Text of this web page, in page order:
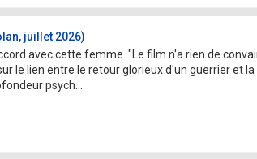
juillet 2026)
avec cette femme. "Le film n'a rien de
le lien entre le retour glorieux d'un guerrier et
psych...